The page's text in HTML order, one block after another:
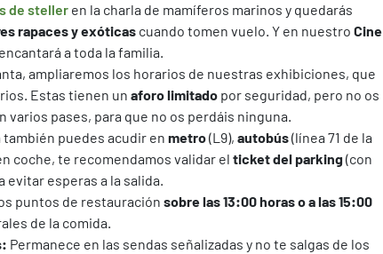
de steller en la charla de mamíferos marinos y quedarás
rapaces y exóticas cuando tomen vuelo. Y en nuestro Cine
a toda la familia.
ampliaremos los horarios de nuestras exhibiciones, que
Estas tienen un aforo limitado por seguridad, pero no os
pases, para que no os perdáis ninguna.
también puedes acudir en metro(L9), autobús(línea 71 de la
coche, te recomendamos validar el ticket del parking(con
evitar esperas a la salida.
puntos de restauración sobre las 13:00 horas o a las 15:00
de la comida.
Permanece en las sendas señalizadas y no te salgas de los